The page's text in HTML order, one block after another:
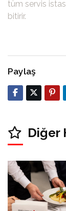
tüm servis
bitirir.
Paylaş
Diğer